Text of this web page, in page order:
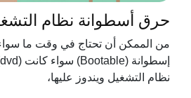
حرق أسطوانة نظام
من الممكن أن تحتاج في وقت ما سواء
نظام التشغيل ويندوز عليها،